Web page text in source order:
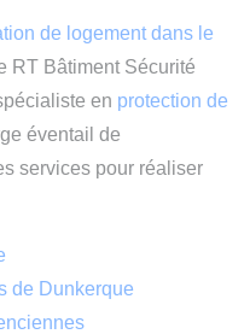
de logement dans le
RT Bâtiment Sécurité
en protection de
éventail de
services pour réaliser
de Dunkerque